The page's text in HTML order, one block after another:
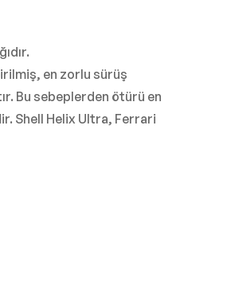
en zorlu sürüş
Bu sebeplerden ötürü en
Shell Helix Ultra, Ferrari